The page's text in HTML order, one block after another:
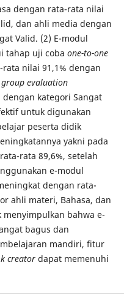
dengan rata-rata nilai
dan ahli media dengan
Valid. (2) E-modul
tahap uji coba one-to-one
nilai 91,1% dengan
evaluation
kategori Sangat
untuk digunakan
peserta didik
yakni pada
rata 89,6%, setelah
e-modul
dengan rata-
ahli materi, Bahasa, dan
bahwa e-
bagus dan
mandiri, fitur
creatordapat memenuhi